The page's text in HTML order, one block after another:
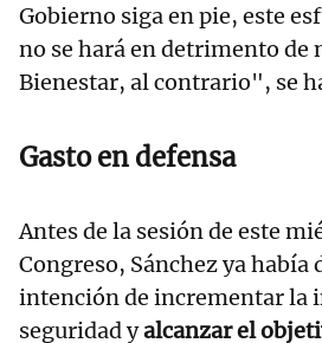
Gobierno siga en pie, este
no se hará en detrimento de
Bienestar, al contrario", se
Gasto en defensa
Antes de la sesión de este
Congreso, Sánchez ya había
intención de incrementar la
seguridad yalcanzar el